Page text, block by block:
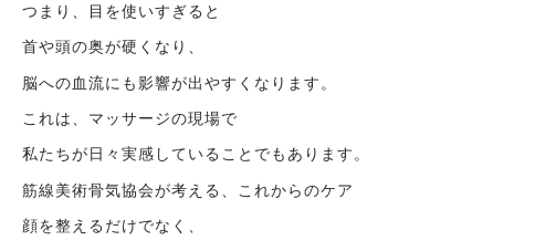
つまり、目を使いすぎると
首や頭の奥が硬くなり、
脳への血流にも影響が出やすくなります。
これは、マッサージの現場で
私たちが日々実感していることでもあります。
筋線美術骨気協会が考える、これからのケア
顔を整えるだけでなく、